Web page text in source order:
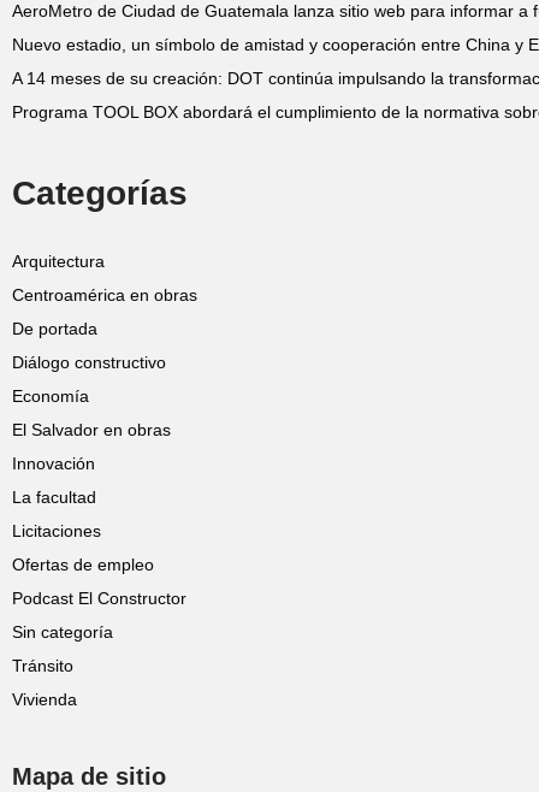
AeroMetro de Ciudad de Guatemala lanza sitio web para informar a
Nuevo estadio, un símbolo de amistad y cooperación entre China y
A 14 meses de su creación: DOT continúa impulsando la
Programa TOOL BOX abordará el cumplimiento de la normativa
Categorías
Arquitectura
Centroamérica en obras
De portada
Diálogo constructivo
Economía
El Salvador en obras
Innovación
La facultad
Licitaciones
Ofertas de empleo
Podcast El Constructor
Sin categoría
Tránsito
Vivienda
Mapa de sitio